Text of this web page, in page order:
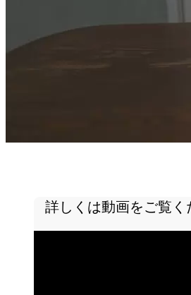
詳しくは動画をご覧く